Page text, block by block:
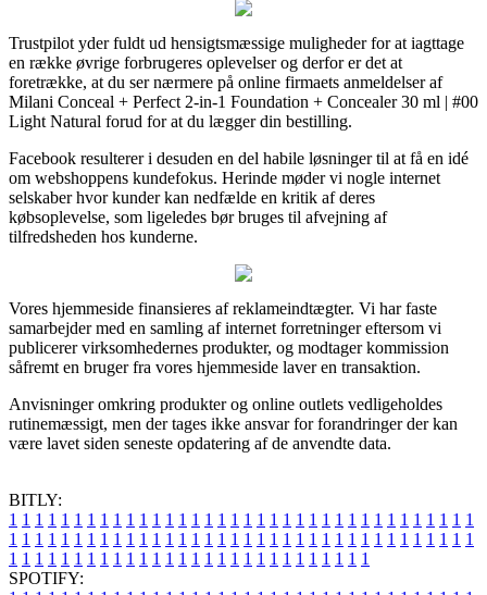
Trustpilot yder fuldt ud hensigtsmæssige muligheder for at iagttage
en række øvrige forbrugeres oplevelser og derfor er det at
foretrække, at du ser nærmere på online firmaets anmeldelser af
Milani Conceal + Perfect 2-in-1 Foundation + Concealer 30 ml | #00
Light Natural forud for at du lægger din bestilling.
Facebook resulterer i desuden en del habile løsninger til at få en idé
om webshoppens kundefokus. Herinde møder vi nogle internet
selskaber hvor kunder kan nedfælde en kritik af deres
købsoplevelse, som ligeledes bør bruges til afvejning af
tilfredsheden hos kunderne.
Vores hjemmeside finansieres af reklameindtægter. Vi har faste
samarbejder med en samling af internet forretninger eftersom vi
publicerer virksomhedernes produkter, og modtager kommission
såfremt en bruger fra vores hjemmeside laver en transaktion.
Anvisninger omkring produkter og online outlets vedligeholdes
rutinemæssigt, men der tages ikke ansvar for forandringer der kan
være lavet siden seneste opdatering af de anvendte data.
BITLY:
1 1 1 1 1 1 1 1 1 1 1 1 1 1 1 1 1 1 1 1 1 1 1 1 1 1 1 1 1 1 1 1 1 1 1 1
1 1 1 1 1 1 1 1 1 1 1 1 1 1 1 1 1 1 1 1 1 1 1 1 1 1 1 1 1 1 1 1 1 1 1 1
1 1 1 1 1 1 1 1 1 1 1 1 1 1 1 1 1 1 1 1 1 1 1 1 1 1 1 1
SPOTIFY: